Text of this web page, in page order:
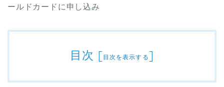
ールドカードに申し込み
目次 [目次を表示する]